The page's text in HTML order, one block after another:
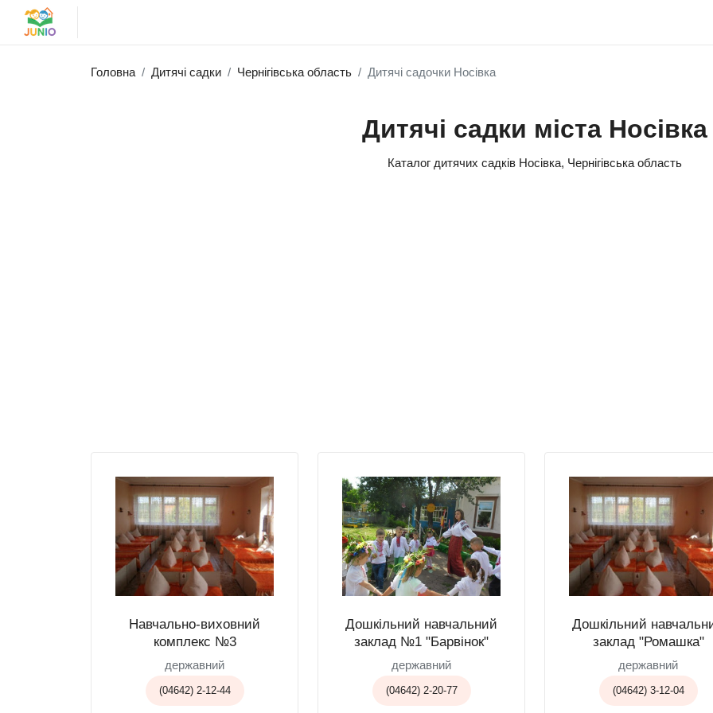
Головна Дитячі садки Чернігівська область Дитячі садочки Носівка
Дитячі садки міста Носівка
Каталог дитячих садків Носівка, Чернігівська область
Навчально-виховний
комплекс №3
державний
(04642) 2-12-44
Дошкільний навчальний
заклад №1 "Барвінок"
державний
(04642) 2-20-77
Дошкільний
заклад "Ромашка"
державний
(04642) 3-12-04